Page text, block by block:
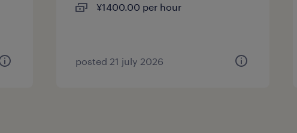
¥1400.00 per hour
posted 21 july 2026